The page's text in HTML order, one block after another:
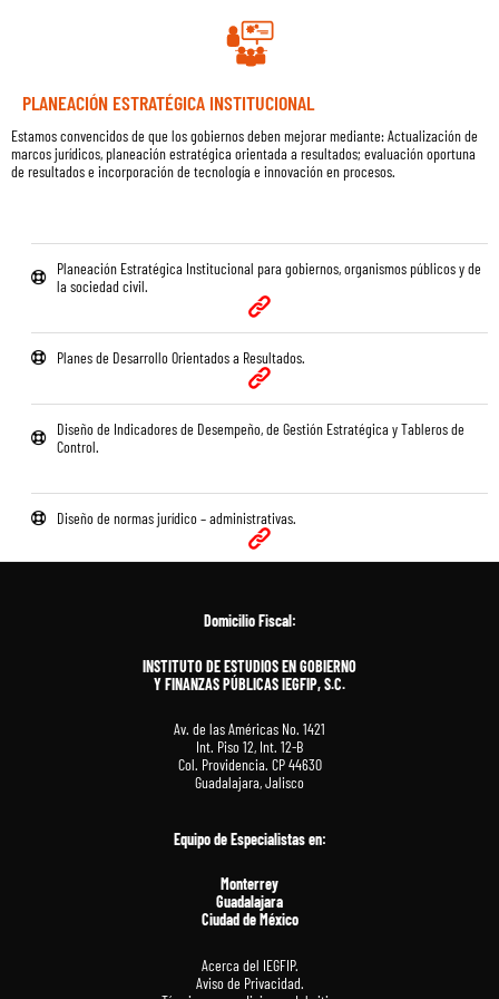
PLANEACIÓN ESTRATÉGICA INSTITUCIONAL
Estamos convencidos de que los gobiernos deben mejorar mediante: Actualización de
marcos jurídicos, planeación estratégica orientada a resultados; evaluación oportuna
de resultados e incorporación de tecnología e innovación en procesos.
Planeación Estratégica Institucional para gobiernos, organismos públicos y de
la sociedad civil.
Planes de Desarrollo Orientados a Resultados.
Diseño de Indicadores de Desempeño, de Gestión Estratégica y Tableros de
Control.
Diseño de normas jurídico – administrativas.
Domicilio Fiscal:
INSTITUTO DE ESTUDIOS EN GOBIERNO
Y FINANZAS PÚBLICAS IEGFIP, S.C.
Av. de las Américas No. 1421
Int. Piso 12, Int. 12-B
Col. Providencia. CP 44630
Guadalajara, Jalisco
Equipo de Especialistas en:
Monterrey
Guadalajara
Ciudad de México
Acerca del IEGFIP.
Aviso de Privacidad.